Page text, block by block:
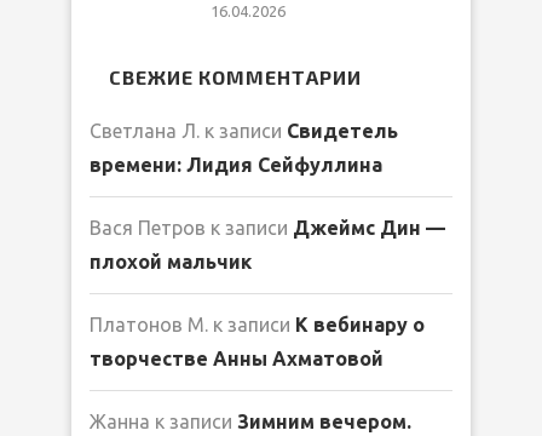
16.04.2026
СВЕЖИЕ КОММЕНТАРИИ
Светлана Л. к записи Свидетель
времени: Лидия Сейфуллина
Вася Петров к записи Джеймс Дин —
плохой мальчик
Платонов М. к записи К вебинару о
творчестве Анны Ахматовой
Жанна к записи Зимним вечером.